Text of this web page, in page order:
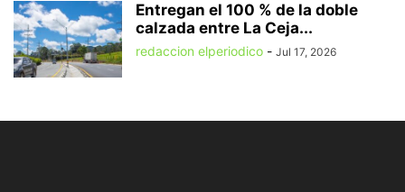
Entregan el 100 % de la doble
calzada entre La Ceja...
redaccion elperiodico - Jul 17, 2026